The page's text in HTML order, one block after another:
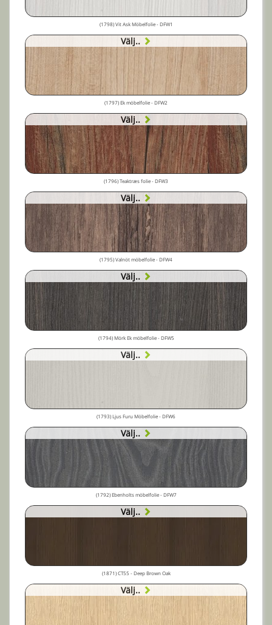
(1798) Vit Ask Möbelfolie - DFW1
Välj..
(1797) Ek möbelfolie - DFW2
Välj..
(1796) Teaktræs folie - DFW3
Välj..
(1795) Valnöt möbelfolie - DFW4
Välj..
(1794) Mörk Ek möbelfolie - DFW5
Välj..
(1793) Ljus Furu Möbelfolie - DFW6
Välj..
(1792) Ebenholts möbelfolie - DFW7
Välj..
(1871) CT55 - Deep Brown Oak
Välj..